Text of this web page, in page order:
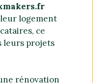
logement
ce
leurs projets
rénovation